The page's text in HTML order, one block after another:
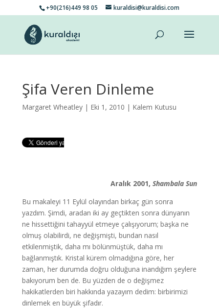
+90(216)449 98 05 kuraldisi@kuraldisi.com
Şifa Veren Dinleme
Margaret Wheatley| Eki 1, 2010 | Kalem Kutusu
Aralık 2001,Shambala Sun
Bu makaleyi 11 Eylül olayından birkaç gün sonra
yazdım. Şimdi, aradan iki ay geçtikten sonra dünyanın
ne hissettiğini tahayyül etmeye çalışıyorum; başka ne
olmuş olabilirdi, ne değişmişti, bundan nasıl
etkilenmiştik, daha mı bölünmüştük, daha mı
bağlanmıştık. Kristal kürem olmadığına göre, her
zaman, her durumda doğru olduğuna inandığım şeylere
bakıyorum ben de. Bu yüzden de o değişmez
hakikatlerden biri hakkında yazayım dedim: birbirimizi
dinlemek en büyük şifadır.